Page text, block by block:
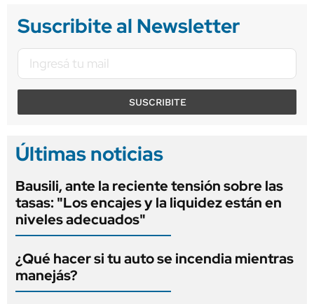
Suscribite al Newsletter
SUSCRIBITE
Últimas noticias
Bausili, ante la reciente tensión sobre las
tasas: "Los encajes y la liquidez están en
niveles adecuados"
¿Qué hacer si tu auto se incendia mientras
manejás?